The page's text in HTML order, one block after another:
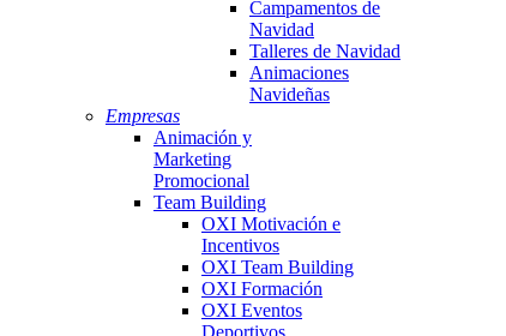
Campamentos de
Navidad
Talleres de Navidad
Animaciones
Navideñas
Empresas
Animación y
Marketing
Promocional
Team Building
OXI Motivación e
Incentivos
OXI Team Building
OXI Formación
OXI Eventos
Deportivos